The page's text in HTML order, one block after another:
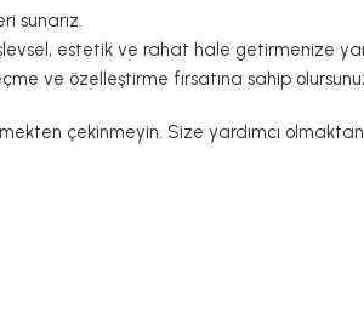
sunarız.
estetik ve rahat hale getirmenize
ve özelleştirme fırsatına sahip
çekinmeyin. Size yardımcı